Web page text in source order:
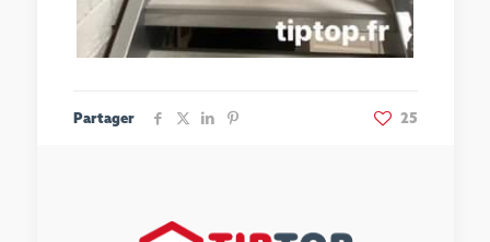
Partager 25